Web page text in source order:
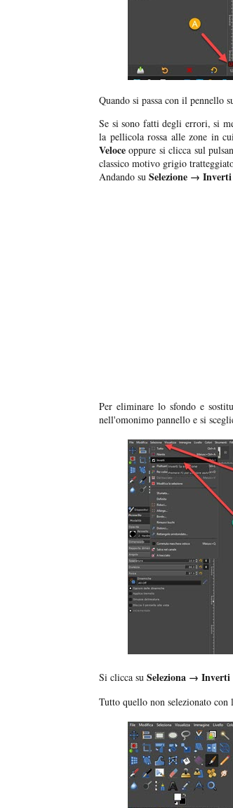
Quando si passa con il pennello
Se si sono fatti degli errori, si
la pellicola rossa alle zone in
Veloce oppure si clicca sul
classico motivo grigio
Andando su Selezione → Inverti
Per eliminare lo sfondo e
nell'omonimo pannello e si
Si clicca su Seleziona → Inverti
Tutto quello non selezionato con